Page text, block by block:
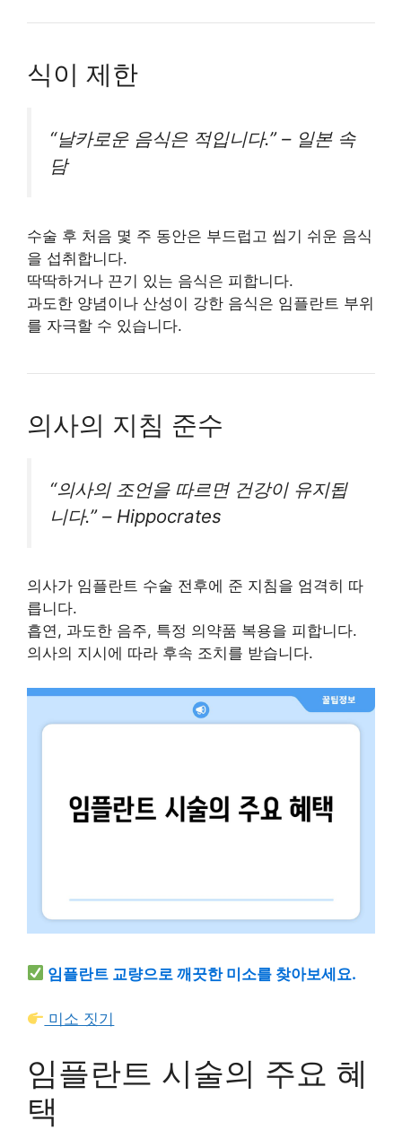
식이 제한
“날카로운 음식은 적입니다.” – 일본 속
담
수술 후 처음 몇 주 동안은 부드럽고 씹기 쉬운 음식
을 섭취합니다.
딱딱하거나 끈기 있는 음식은 피합니다.
과도한 양념이나 산성이 강한 음식은 임플란트 부위
를 자극할 수 있습니다.
의사의 지침 준수
“의사의 조언을 따르면 건강이 유지됩
니다.” – Hippocrates
의사가 임플란트 수술 전후에 준 지침을 엄격히 따
릅니다.
흡연, 과도한 음주, 특정 의약품 복용을 피합니다.
의사의 지시에 따라 후속 조치를 받습니다.
임플란트 교량으로 깨끗한 미소를 찾아보세요.
미소 짓기
임플란트 시술의 주요 혜
택